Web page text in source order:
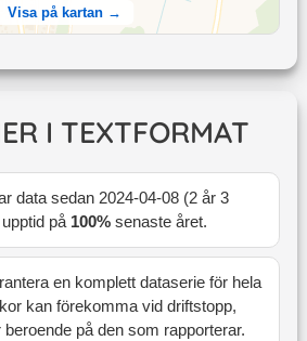
Visa på kartan →
I TEXTFORMAT
data sedan 2024-04-08(2 år 3
på 100% senaste året.
en komplett dataserie för hela
kan förekomma vid driftstopp,
beroende på den som rapporterar.